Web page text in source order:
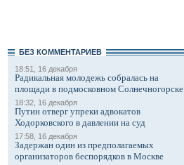
БЕЗ КОМMЕНТАРИЕВ
18:51, 16 декабря
Радикальная молодежь собралась на
площади в подмосковном Солнечногорске
18:32, 16 декабря
Путин отверг упреки адвокатов
Ходорковского в давлении на суд
17:58, 16 декабря
Задержан один из предполагаемых
организаторов беспорядков в Москве